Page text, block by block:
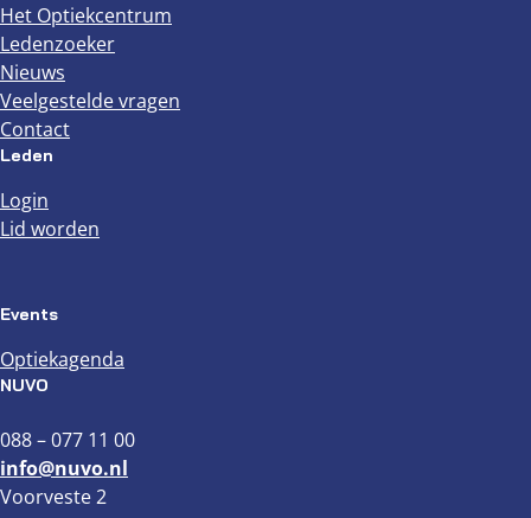
Het Optiekcentrum
Ledenzoeker
Nieuws
Veelgestelde vragen
Contact
Leden
Login
Lid worden
Events
Optiekagenda
NUVO
088 – 077 11 00
info@nuvo.nl
Voorveste 2